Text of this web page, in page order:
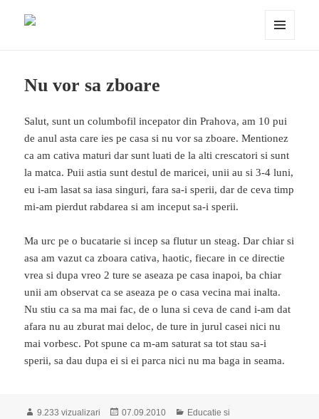
Nu vor sa zboare
Salut, sunt un columbofil incepator din Prahova, am 10 pui
de anul asta care ies pe casa si nu vor sa zboare. Mentionez
ca am cativa maturi dar sunt luati de la alti crescatori si sunt
la matca. Puii astia sunt destul de maricei, unii au si 3-4 luni,
eu i-am lasat sa iasa singuri, fara sa-i sperii, dar de ceva timp
mi-am pierdut rabdarea si am inceput sa-i sperii.
Ma urc pe o bucatarie si incep sa flutur un steag. Dar chiar si
asa am vazut ca zboara cativa, haotic, fiecare in ce directie
vrea si dupa vreo 2 ture se aseaza pe casa inapoi, ba chiar
unii am observat ca se aseaza pe o casa vecina mai inalta.
Nu stiu ca sa ma mai fac, de o luna si ceva de cand i-am dat
afara nu au zburat mai deloc, de ture in jurul casei nici nu
mai vorbesc. Pot spune ca m-am saturat sa tot stau sa-i
sperii, sa dau dupa ei si ei parca nici nu ma baga in seama.
9.233 vizualizari
Publicat
07.09.2010 Categorii
Educatie si